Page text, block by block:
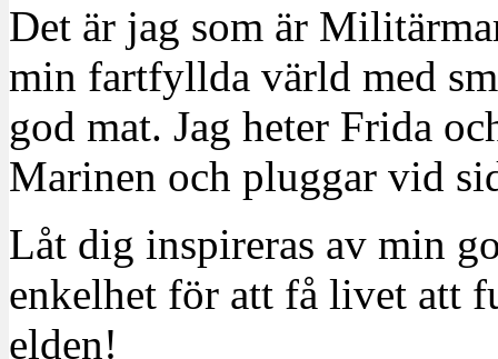
Det är jag som är
min fartfyllda värld med
god mat. Jag heter Frida
Marinen och pluggar vid
Låt dig inspireras av min
enkelhet för att få livet att
elden!